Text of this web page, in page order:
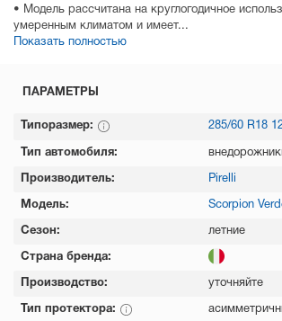
• Модель рассчитана на круглогодичное
умеренным климатом и имеет...
Показать полностью
ПАРАМЕТРЫ
Типоразмер: 285/60 R18
Тип автомобиля:
Производитель: Pirelli
Модель: Scorpion
Сезон: летние
Страна бренда:
Производство: уточняйте
Тип протектора: